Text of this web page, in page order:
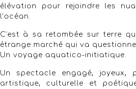
élévation pour rejoindre les
l’océan.
C’est à sa retombée sur terre
étrange marché qui va
Un voyage aquatico-initiatique.
Un spectacle engagé, joyeux,
artistique, culturelle et